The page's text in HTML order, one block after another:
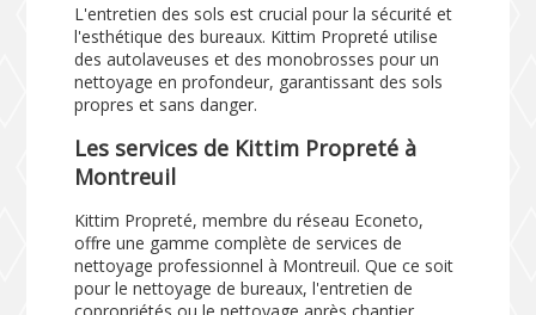
L'entretien des sols est crucial pour la sécurité et
l'esthétique des bureaux. Kittim Propreté utilise
des autolaveuses et des monobrosses pour un
nettoyage en profondeur, garantissant des sols
propres et sans danger.
Les services de Kittim Propreté à
Montreuil
Kittim Propreté, membre du réseau Econeto,
offre une gamme complète de services de
nettoyage professionnel à Montreuil. Que ce soit
pour le nettoyage de bureaux, l'entretien de